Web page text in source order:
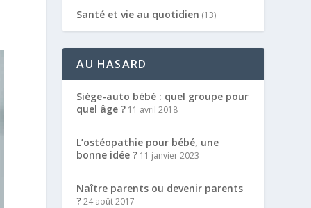
Santé et vie au quotidien (13)
AU HASARD
Siège-auto bébé : quel groupe pour
quel âge ? 11 avril 2018
L’ostéopathie pour bébé, une
bonne idée ? 11 janvier 2023
Naître parents ou devenir parents
?24 août 2017